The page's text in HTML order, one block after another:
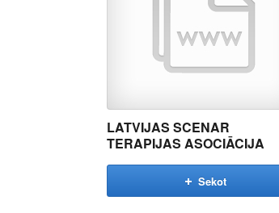
LATVIJAS SCENAR
TERAPIJAS ASOCIĀCIJA
Sekot